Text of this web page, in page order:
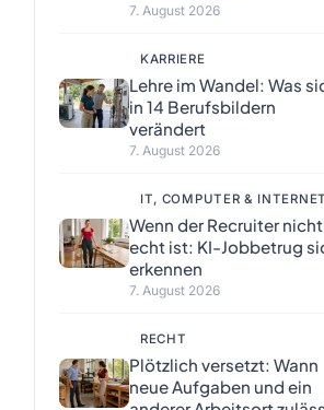
7. August 2026
KARRIERE
Lehre im Wandel: Was
in 14 Berufsbildern
verändert
7. August 2026
IT, COMPUTER & INTERNET
Wenn der Recruiter nicht
echt ist: KI-Jobbetrug
erkennen
7. August 2026
RECHT
Plötzlich versetzt: Wann
neue Aufgaben und ein